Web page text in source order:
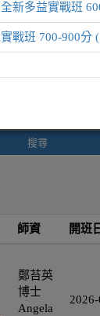
搜尋
師資 開班
鄭苔英
博士
Angela
全新多益實戰班
戰班 700-900分